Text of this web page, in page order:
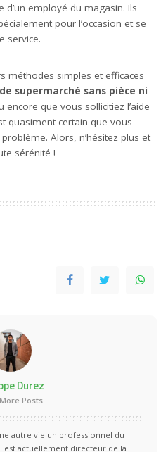
d’un employé du magasin. Ils
pour l’occasion et se
service.
méthodes simples et efficaces
supermarché sans pièce ni
encore que vous sollicitiez l’aide
quasiment certain que vous
Alors, n’hésitez plus et
sérénité !
Durez
Posts
autre vie un professionnel du
est actuellement directeur de la